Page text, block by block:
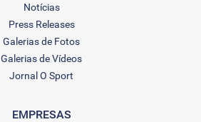
Notícias
Press Releases
Galerias de Fotos
Galerias de Vídeos
Jornal O Sport
EMPRESAS